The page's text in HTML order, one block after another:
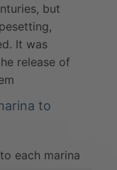
but
It was
release of
to
each marina